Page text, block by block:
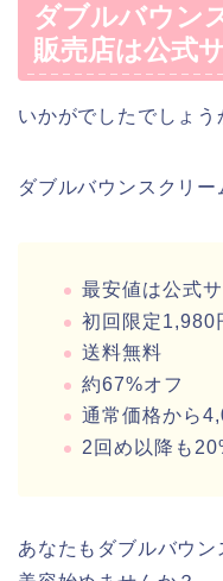
ダブルバウン
販売店は公式
いかがでしたでしょう
ダブルバウンスクリー
最安値は公式サ
初回限定1,980
送料無料
約67%オフ
通常価格から
2回め以降も
あなたもダブルバウ